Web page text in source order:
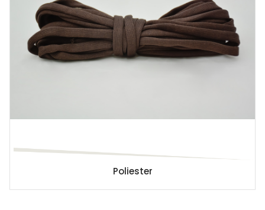
Poliester